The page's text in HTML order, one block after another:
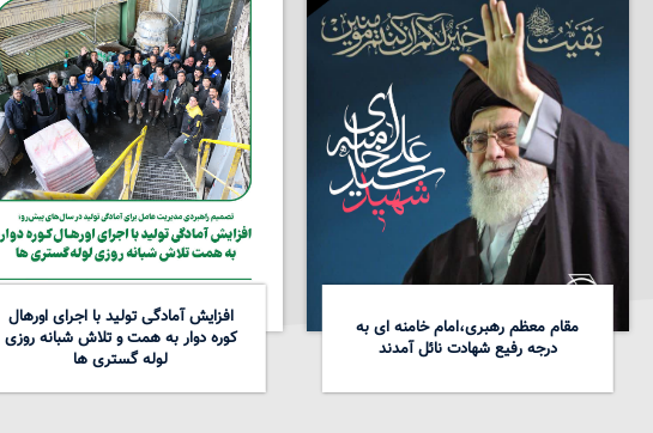
مقام معظم رهبری،امام خامنه ای به
درجه رفیع شهادت نائل آمدند
افزایش آمادگی تولید با اجرای اورهال
کوره دوار به همت و تلاش شبانه روزی
لوله گستری ها